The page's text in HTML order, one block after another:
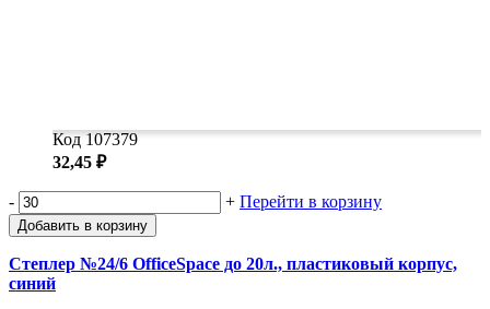
Код 107379
32,45 ₽
- + Перейти в корзину
Добавить в корзину
Степлер №24/6 OfficeSpace до 20л., пластиковый корпус,
синий